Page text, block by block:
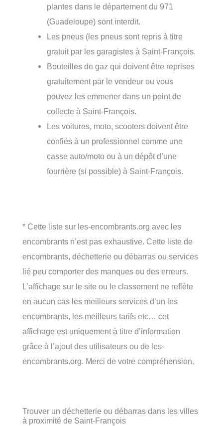
plantes dans le département du 971
(Guadeloupe) sont interdit.
Les pneus (les pneus sont repris à titre
gratuit par les garagistes à Saint-François.
Bouteilles de gaz qui doivent être reprises
gratuitement par le vendeur ou vous
pouvez les emmener dans un point de
collecte à Saint-François.
Les voitures, moto, scooters doivent être
confiés à un professionnel comme une
casse auto/moto ou à un dépôt d’une
fourrière (si possible) à Saint-François.
* Cette liste sur les-encombrants.org avec les
encombrants n’est pas exhaustive. Cette liste de
encombrants, déchetterie ou débarras ou services
lié peu comporter des manques ou des erreurs.
L’affichage sur le site ou le classement ne reflète
en aucun cas les meilleurs services d’un les
encombrants, les meilleurs tarifs etc… cet
affichage est uniquement à titre d’information
grâce à l’ajout des utilisateurs ou de les-
encombrants.org. Merci de votre compréhension.
Trouver un déchetterie ou débarras dans les villes
à proximité de Saint-François